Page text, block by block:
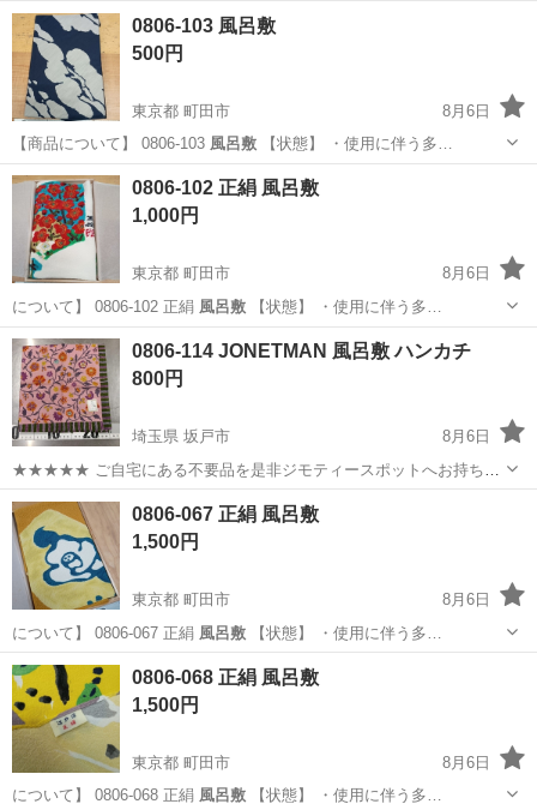
東京 町田市 風呂敷
0806-103 風呂敷
500円
東京都 町田市
8月6日
【商品について】 0806-103 風呂敷 【状態】 ・使用に伴う多…
東京 町田市 風呂敷
0806-102 正絹 風呂敷
1,000円
東京都 町田市
8月6日
について】 0806-102 正絹 風呂敷 【状態】 ・使用に伴う多…
東京 町田市
0806-114 JONETMAN 風呂敷 ハンカチ
800円
埼玉県 坂戸市
8月6日
★★★★★ ご自宅にある不要品を是非ジモティースポットへお持ち込
みしませんか？ 家電、趣味・スポーツ・レジャー用品、こども用品、
衣料服飾品、生活雑貨、家具、本、CD・DVDなどが無料でまとめて持
ち込めます！ ※詳細はこ...
埼玉 坂戸市 風呂敷
0806-067 正絹 風呂敷
1,500円
東京都 町田市
8月6日
について】 0806-067 正絹 風呂敷 【状態】 ・使用に伴う多…
東京 町田市 ファブリック、カバー
0806-068 正絹 風呂敷
1,500円
東京都 町田市
8月6日
について】 0806-068 正絹 風呂敷 【状態】 ・使用に伴う多…